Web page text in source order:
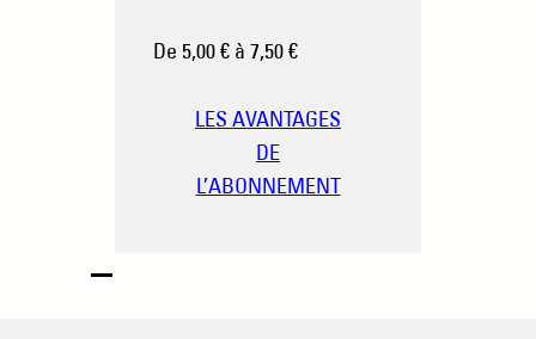
De 5,00 € à 7,50 €
LES AVANTAGES
DE
L’ABONNEMENT